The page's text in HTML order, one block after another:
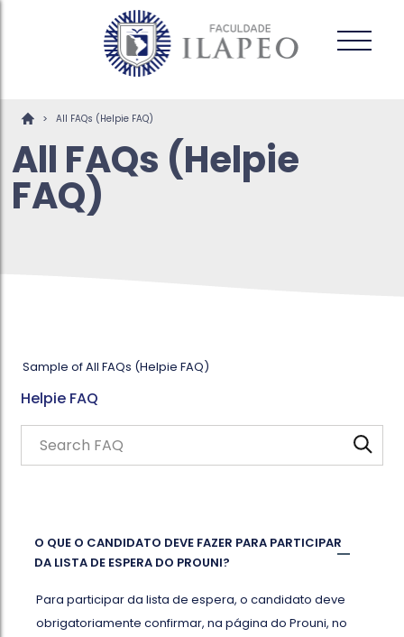
> All FAQs (Helpie FAQ)
All FAQs (Helpie
FAQ)
Sample of All FAQs (Helpie FAQ)
Helpie FAQ
Search through FAQ items. Results will update as you type.
O QUE O CANDIDATO DEVE FAZER PARA PARTICIPAR
DA LISTA DE ESPERA DO PROUNI?
Para participar da lista de espera, o candidato deve
obrigatoriamente confirmar, na página do Prouni, no